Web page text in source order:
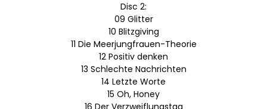
Disc 2:
09 Glitter
10 Blitzgiving
11 Die Meerjungfrauen-Theorie
12 Positiv denken
13 Schlechte Nachrichten
14 Letzte Worte
15 Oh, Honey